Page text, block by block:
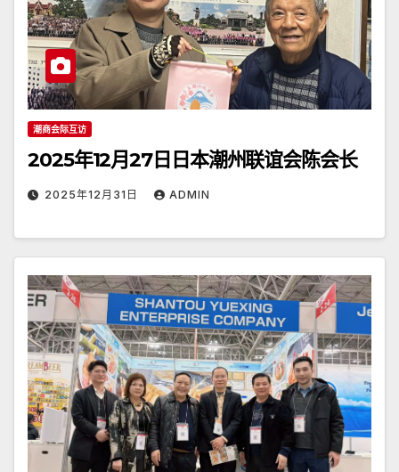
潮商会际互访
2025年12月27日日本潮州联谊会陈会长
2025年12月31日 ADMIN